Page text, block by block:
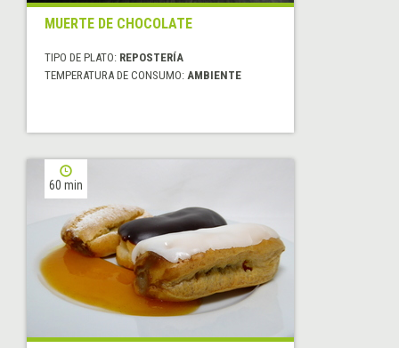
MUERTE DE CHOCOLATE
TIPO DE PLATO: REPOSTERÍA
TEMPERATURA DE CONSUMO: AMBIENTE
60 min